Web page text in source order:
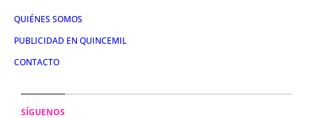
QUIÉNES SOMOS
PUBLICIDAD EN QUINCEMIL
CONTACTO
SÍGUENOS